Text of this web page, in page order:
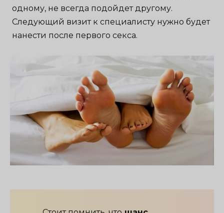
одному, не всегда подойдет другому.
Следующий визит к специалисту нужно будет
нанести после первого секса.